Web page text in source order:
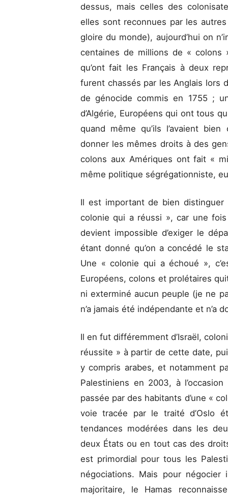
dessus, mais celles des
elles sont reconnues par les
gloire du monde), aujourd’hui on
centaines de millions de « colons
qu’ont fait les Français à deux
furent chassés par les Anglais lors
de génocide commis en 1755 ;
d’Algérie, Européens qui ont tous
quand même qu’ils l’avaient
donner les mêmes droits à des
colons aux Amériques ont fait «
même politique ségrégationniste,
Il est important de bien
colonie qui a réussi », car une
devient impossible d’exiger le
étant donné qu’on a concédé le
Une « colonie qui a échoué »,
Européens, colons et prolétaires
ni exterminé aucun peuple (je ne
n’a jamais été indépendante et n’a
Il en fut différemment d’Israël,
réussite » à partir de cette date,
y compris arabes, et notamment
Palestiniens en 2003, à
passée par des habitants d’une «
voie tracée par le traité d’Oslo
tendances modérées dans les
deux États ou en tout cas des
est primordial pour tous les
négociations. Mais pour
majoritaire, le Hamas